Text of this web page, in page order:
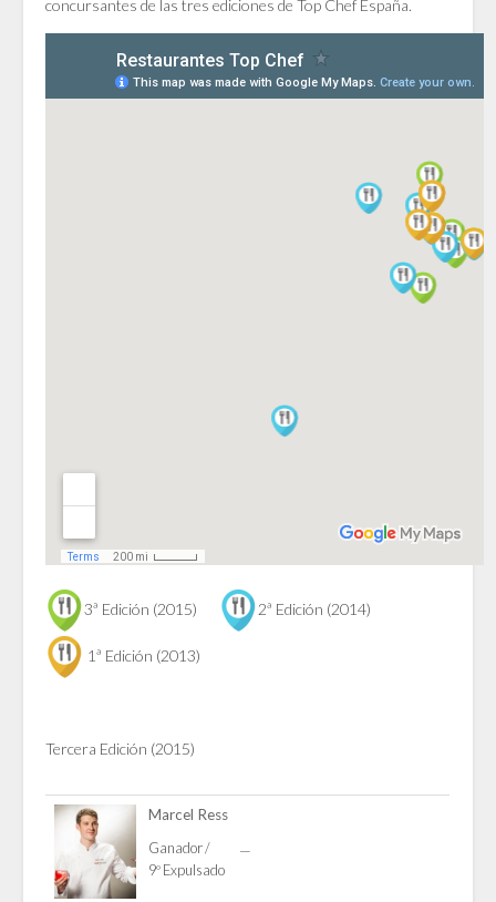
concursantes de las tres ediciones de Top Chef España.
3ª Edición (2015) 2ª Edición (2014)
1ª Edición (2013)
Tercera Edición (2015)
Marcel Ress
Ganador /
9º Expulsado
—